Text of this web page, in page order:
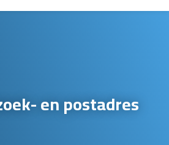
en postadres